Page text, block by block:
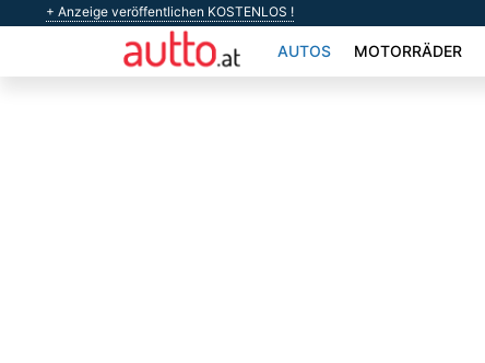
+ Anzeige veröffentlichen KOSTENLOS !
AUTOS MOTORRÄDER